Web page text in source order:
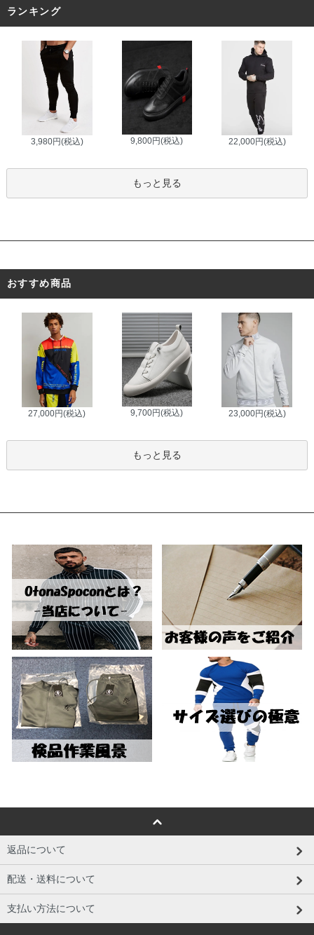
ランキング
3,980円(税込) 9,800円(税込) 22,000円(税込)
もっと見る
おすすめ商品
27,000円(税込) 9,700円(税込) 23,000円(税込)
もっと見る
返品について
配送・送料について
支払い方法について